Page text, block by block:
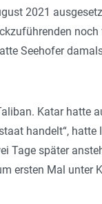
2021
Seehofer
Katar hatte
handelt“,
Tage später
ersten Mal unter